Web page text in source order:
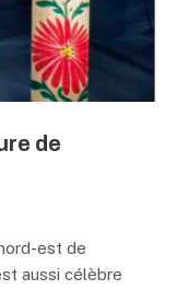
de
est de
aussi célèbre